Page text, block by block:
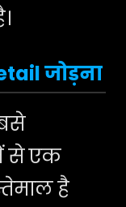
जोड़ना
से एक
है